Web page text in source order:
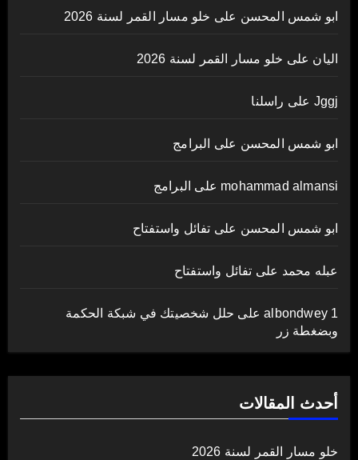
ابو شمس المحسن على خلو مسار القمر لسنة 2026
اليان على خلو مسار القمر لسنة 2026
Jggj على راسلنا
ابو شمس المحسن على البرامج
mohammad almansi على البرامج
ابو شمس المحسن على تفائل واستفتاح
عبله محمد على تفائل واستفتاح
albondwey 1على حلل شخصيتك في شبكة الحكمة
وبضغطة زر
أحدث المقالات
خلو مسار القمر لسنة 2026